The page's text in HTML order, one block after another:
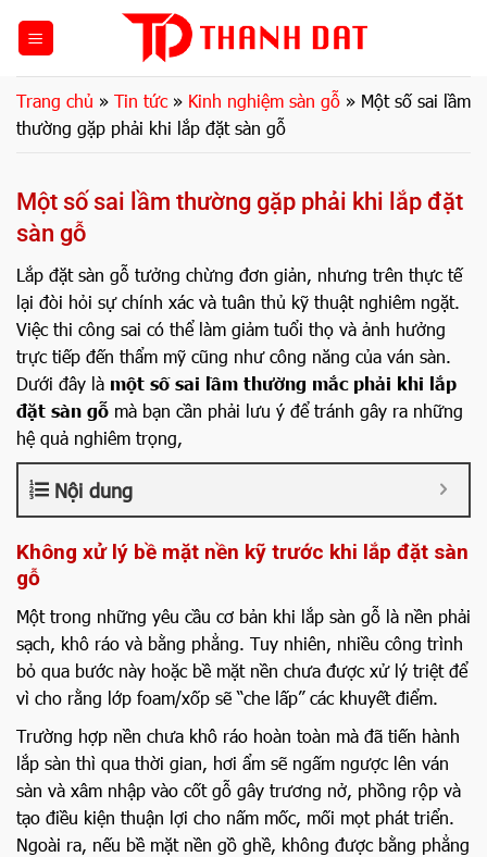
dungTrang chủ » Tin tức » Kinh nghiệm sàn gỗ » Một số sai lầm
thường gặp phải khi lắp đặt sàn gỗ
Một số sai lầm thường gặp phải khi lắp đặt
sàn gỗ
Lắp đặt sàn gỗ tưởng chừng đơn giản, nhưng trên thực tế
lại đòi hỏi sự chính xác và tuân thủ kỹ thuật nghiêm ngặt.
Việc thi công sai có thể làm giảm tuổi thọ và ảnh hưởng
trực tiếp đến thẩm mỹ cũng như công năng của ván sàn.
Dưới đây là một số sai lầm thường mắc phải khi lắp
đặt sàn gỗ mà bạn cần phải lưu ý để tránh gây ra những
hệ quả nghiêm trọng,
Nội dung
Không xử lý bề mặt nền kỹ trước khi lắp đặt sàn
gỗ
Một trong những yêu cầu cơ bản khi lắp sàn gỗ là nền phải
sạch, khô ráo và bằng phẳng. Tuy nhiên, nhiều công trình
bỏ qua bước này hoặc bề mặt nền chưa được xử lý triệt để
vì cho rằng lớp foam/xốp sẽ “che lấp” các khuyết điểm.
Trường hợp nền chưa khô ráo hoàn toàn mà đã tiến hành
lắp sàn thì qua thời gian, hơi ẩm sẽ ngấm ngược lên ván
sàn và xâm nhập vào cốt gỗ gây trương nở, phồng rộp và
tạo điều kiện thuận lợi cho nấm mốc, mối mọt phát triển.
Ngoài ra, nếu bề mặt nền gồ ghề, không được bằng phẳng